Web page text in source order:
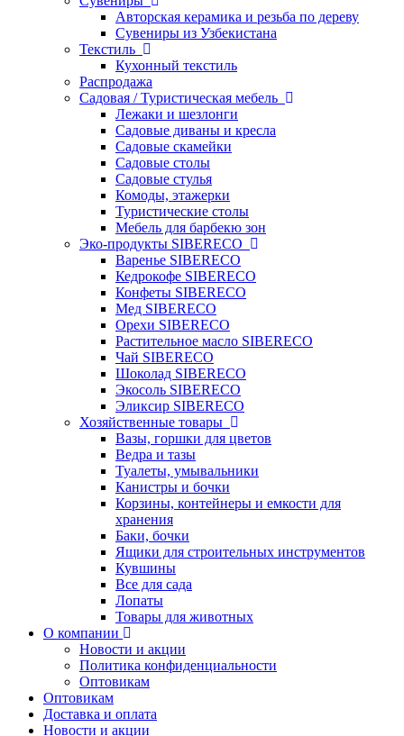
Авторская керамика и резьба по дереву
Сувениры из Узбекистана
Текстиль
Кухонный текстиль
Распродажа
Садовая / Туристическая мебель
Лежаки и шезлонги
Садовые диваны и кресла
Садовые скамейки
Садовые столы
Садовые стулья
Комоды, этажерки
Туристические столы
Мебель для барбекю зон
Эко-продукты SIBERECO
Варенье SIBERECO
Кедрокофе SIBERECO
Конфеты SIBERECO
Мед SIBERECO
Орехи SIBERECO
Растительное масло SIBERECO
Чай SIBERECO
Шоколад SIBERECO
Экосоль SIBERECO
Эликсир SIBERECO
Хозяйственные товары
Вазы, горшки для цветов
Ведра и тазы
Туалеты, умывальники
Канистры и бочки
Корзины, контейнеры и емкости для
хранения
Баки, бочки
Ящики для строительных инструментов
Кувшины
Все для сада
Лопаты
Товары для животных
О компании
Новости и акции
Политика конфиденциальности
Оптовикам
Оптовикам
Доставка и оплата
Новости и акции